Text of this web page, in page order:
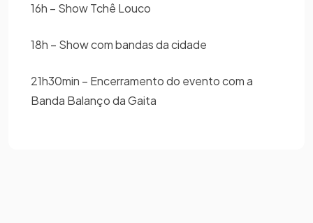
16h – Show Tchê Louco
18h – Show com bandas da cidade
21h30min – Encerramento do evento com a
Banda Balanço da Gaita